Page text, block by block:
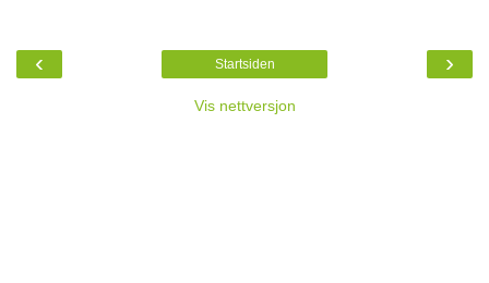
‹ ›
Startsiden
Vis nettversjon